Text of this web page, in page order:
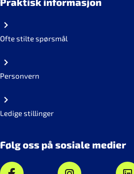
Ofte stilte spørsmål
Personvern
Ledige stillinger
Følg oss på sosiale medier